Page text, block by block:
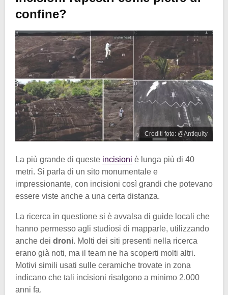
confine?
Crediti foto: @Antiquity
La più grande di queste incisioni è lunga più di 40
metri. Si parla di un sito monumentale e
impressionante, con incisioni così grandi che potevano
essere viste anche a una certa distanza.
La ricerca in questione si è avvalsa di guide locali che
hanno permesso agli studiosi di mapparle, utilizzando
anche dei droni. Molti dei siti presenti nella ricerca
erano già noti, ma il team ne ha scoperti molti altri.
Motivi simili usati sulle ceramiche trovate in zona
indicano che tali incisioni risalgono a minimo 2.000
anni fa.